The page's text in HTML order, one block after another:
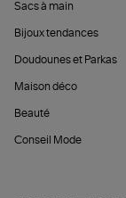
Sacs à main
Bijoux tendances
Doudounes et Parkas
Maison déco
Beauté
Conseil Mode